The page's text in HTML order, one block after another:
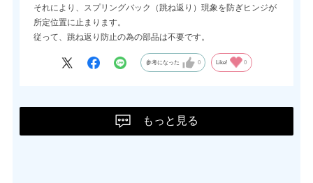
それにより、スプリングバック（跳ね返り）現象を防ぎヒンジが
所定位置に止まります。
従って、跳ね返り防止の為の部品は不要です。
参考になった 0 Like! 0
もっと見る